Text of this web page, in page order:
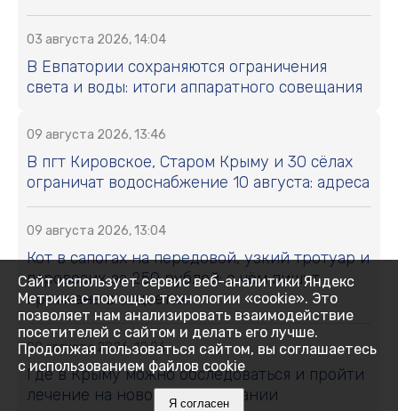
03 августа 2026, 14:04
В Евпатории сохраняются ограничения
света и воды: итоги аппаратного совещания
09 августа 2026, 13:46
В пгт Кировское, Старом Крыму и 30 сёлах
ограничат водоснабжение 10 августа: адреса
09 августа 2026, 13:04
Кот в сапогах на передовой, узкий тротуар и
паровозик за 250 рублей: о чём пишут
крымчане в соцсетях
09 августа 2026, 12:06
Где в Крыму можно обследоваться и пройти
лечение на новом оборудовании
Сайт использует сервис веб-аналитики Яндекс
Метрика с помощью технологии «cookie». Это
позволяет нам анализировать взаимодействие
посетителей с сайтом и делать его лучше.
Продолжая пользоваться сайтом, вы соглашаетесь
с использованием файлов cookie
Я согласен